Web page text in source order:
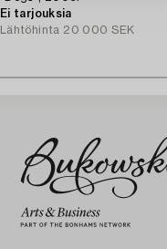
Ei tarjouksia
Lähtöhinta 20 000 SEK